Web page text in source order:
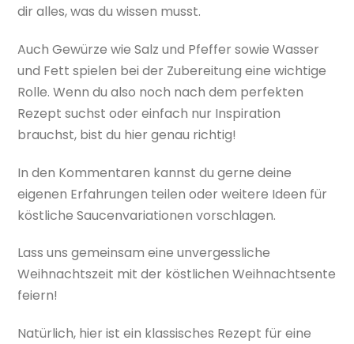
dir alles, was du wissen musst.
Auch Gewürze wie Salz und Pfeffer sowie Wasser
und Fett spielen bei der Zubereitung eine wichtige
Rolle. Wenn du also noch nach dem perfekten
Rezept suchst oder einfach nur Inspiration
brauchst, bist du hier genau richtig!
In den Kommentaren kannst du gerne deine
eigenen Erfahrungen teilen oder weitere Ideen für
köstliche Saucenvariationen vorschlagen.
Lass uns gemeinsam eine unvergessliche
Weihnachtszeit mit der köstlichen Weihnachtsente
feiern!
Natürlich, hier ist ein klassisches Rezept für eine